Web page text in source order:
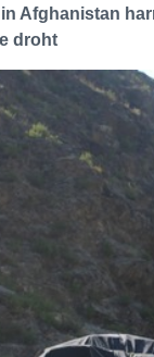
Afghanistan
droht